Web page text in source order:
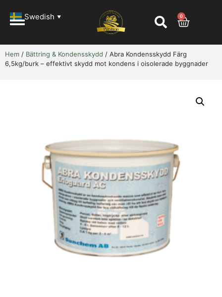
Swedish ▼ 0
Hem / Bättring & Kondensskydd / Abra Kondensskydd Färg
6,5kg/burk – effektivt skydd mot kondens i oisolerade byggnader